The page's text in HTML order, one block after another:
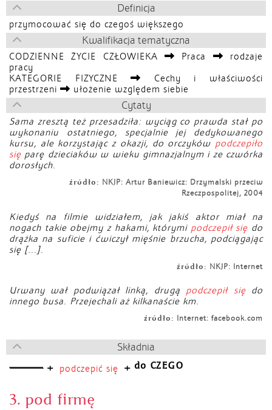
Definicja
przymocować się do czegoś większego
Kwalifikacja tematyczna
CODZIENNE ŻYCIE CZŁOWIEKA Praca
rodzaje
pracy
KATEGORIE FIZYCZNE
Cechy i właściwości
przestrzeni
ułożenie względem siebie
Cytaty
Sama zresztą też przesadziła: wyciąg co prawda stał po
wykonaniu ostatniego, specjalnie jej dedykowanego
kursu, ale korzystając z okazji, do orczyków podczepiło
się parę dzieciaków w wieku gimnazjalnym i ze czwórka
dorosłych.
źródło: NKJP: Artur Baniewicz: Drzymalski przeciw
Rzeczpospolitej, 2004
Kiedyś na filmie widziałem, jak jakiś aktor miał na
nogach takie obejmy z hakami, którymi podczepił się do
drążka na suficie i ćwiczył mięśnie brzucha, podciągając
się [...].
źródło: NKJP: Internet
Urwany wał podwiązał linką, drugą podczepił siędo
innego busa. Przejechali aż kilkanaście km.
źródło: Internet: facebook.com
Składnia
+
podczepić się + do CZEGO
3. pod firmę